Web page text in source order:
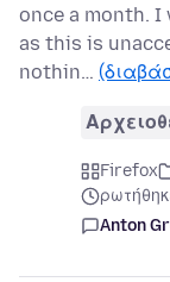
once a month.
as this is
nothin…
Firefox
Anton